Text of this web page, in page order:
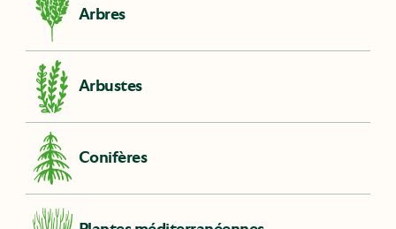
Arbres
Arbustes
Conifères